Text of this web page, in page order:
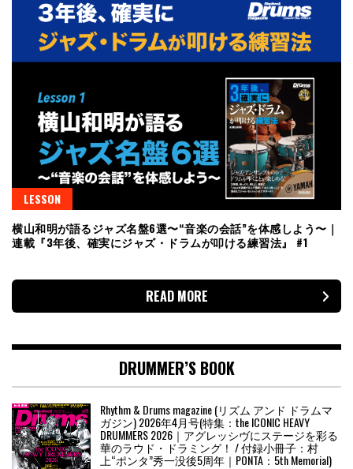
LESSON
横山和明が語るジャズ名盤6選〜“音楽の会話”を体感しよう〜｜
連載『3年後、確実にジャズ・ドラムが叩ける練習法』 #1
READ MORE
DRUMMER’S BOOK
Rhythm & Drums magazine (リズム アンド ドラムマ
ガジン) 2026年4月号(特集：the ICONIC HEAVY
DRUMMERS 2026｜アグレッシヴにステージを彩る
華のラウド・ドラミング！ / 付録小冊子：村
上“ポンタ”秀一没後5周年｜PONTA：5th Memorial)